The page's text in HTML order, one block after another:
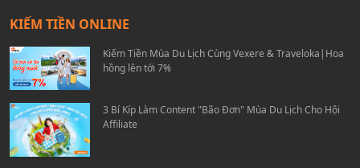
KIẾM TIỀN ONLINE
Kiếm Tiền Mùa Du Lịch Cùng Vexere & Traveloka|Hoa
hồng lên tới 7%
3 Bí Kíp Làm Content "Bão Đơn" Mùa Du Lịch Cho Hội
Affiliate